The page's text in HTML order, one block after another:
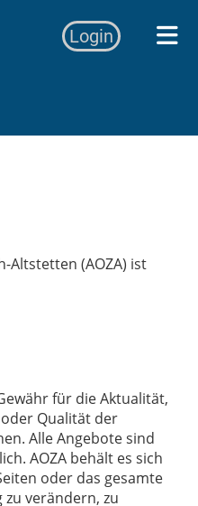
Login
Altstetten (AOZA) ist
für die Aktualität,
Qualität der
Alle Angebote sind
AOZA behält es sich
oder das gesamte
verändern, zu